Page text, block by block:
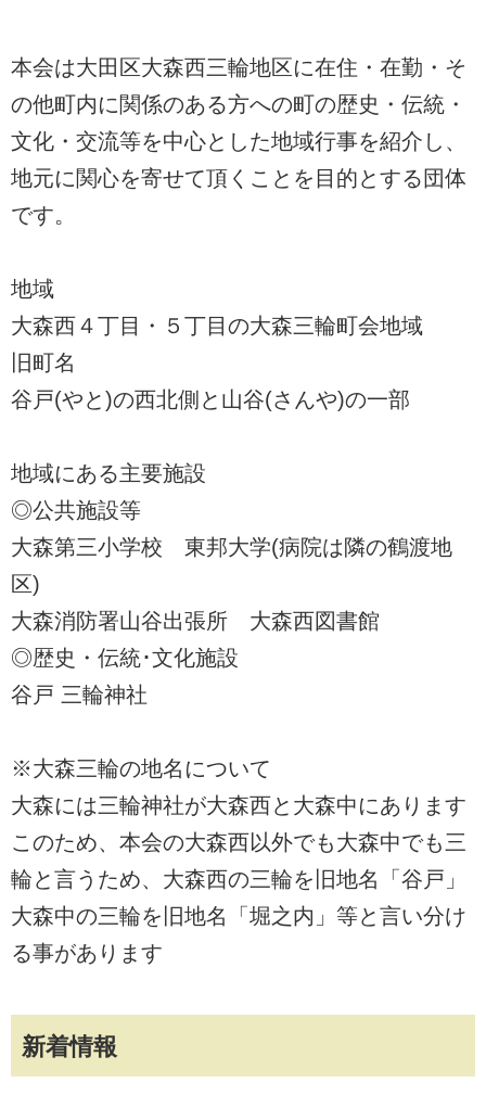
本会は大田区大森西三輪地区に在住・在勤・そ
の他町内に関係のある方への町の歴史・伝統・
文化・交流等を中心とした地域行事を紹介し、
地元に関心を寄せて頂くことを目的とする団体
です。
地域
大森西４丁目・５丁目の大森三輪町会地域
旧町名
谷戸(やと)の西北側と山谷(さんや)の一部
地域にある主要施設
◎公共施設等
大森第三小学校 東邦大学(病院は隣の鶴渡地
区)
大森消防署山谷出張所 大森西図書館
◎歴史・伝統･文化施設
谷戸 三輪神社
※大森三輪の地名について
大森には三輪神社が大森西と大森中にあります
このため、本会の大森西以外でも大森中でも三
輪と言うため、大森西の三輪を旧地名「谷戸」
大森中の三輪を旧地名「堀之内」等と言い分け
る事があります
新着情報